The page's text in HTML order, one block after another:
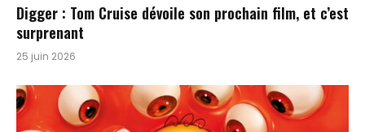
Digger : Tom Cruise dévoile son prochain film, et c’est
surprenant
25 juin 2026